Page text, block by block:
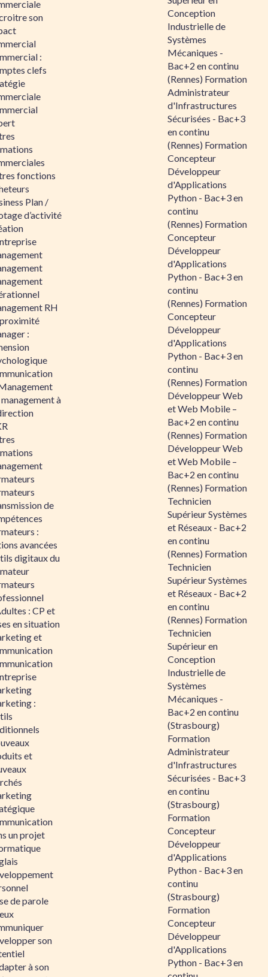
son
:
clefs
fonctions
Plan /
d’activité
RH
:
à
de
:
avancées
digitaux du
: CP et
en situation
et
:
et
un projet
de parole
son
à son
Conception
Industrielle de
Systèmes
Mécaniques -
Bac+2 en continu
(Rennes) Formation
Administrateur
d'Infrastructures
Sécurisées - Bac+3
en continu
(Rennes) Formation
Concepteur
Développeur
d'Applications
Python - Bac+3 en
continu
(Rennes) Formation
Concepteur
Développeur
d'Applications
Python - Bac+3 en
continu
(Rennes) Formation
Concepteur
Développeur
d'Applications
Python - Bac+3 en
continu
(Rennes) Formation
Développeur Web
et Web Mobile –
Bac+2 en continu
(Rennes) Formation
Développeur Web
et Web Mobile –
Bac+2 en continu
(Rennes) Formation
Technicien
Supérieur Systèmes
et Réseaux - Bac+2
en continu
(Rennes) Formation
Technicien
Supérieur Systèmes
et Réseaux - Bac+2
en continu
(Rennes) Formation
Technicien
Supérieur en
Conception
Industrielle de
Systèmes
Mécaniques -
Bac+2 en continu
(Strasbourg)
Formation
Administrateur
d'Infrastructures
Sécurisées - Bac+3
en continu
(Strasbourg)
Formation
Concepteur
Développeur
d'Applications
Python - Bac+3 en
continu
(Strasbourg)
Formation
Concepteur
Développeur
d'Applications
Python - Bac+3 en